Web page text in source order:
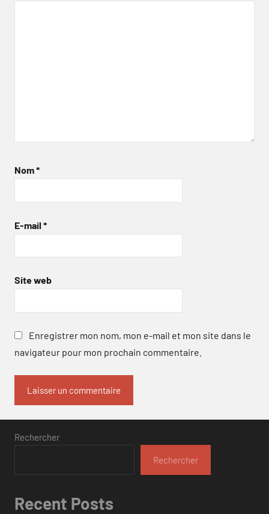
Nom*
E-mail *
Site web
Enregistrer mon nom, mon e-mail et mon site dans le
navigateur pour mon prochain commentaire.
Rechercher
Rechercher
Recent Posts